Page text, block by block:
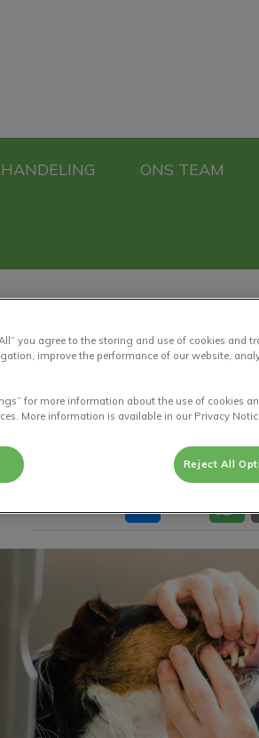
ONS TEAM
feb 01 2018, 23:00
you agree to the storing and use of cookies and
improve the performance of our website,
for more information about the use of cookies
More information is available in our Privacy
Reject All